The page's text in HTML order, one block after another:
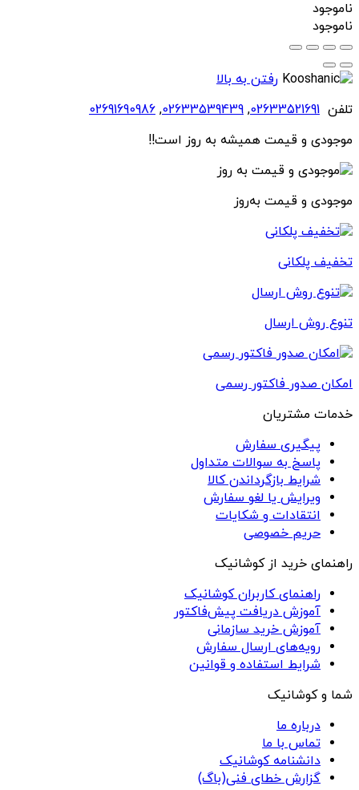
ناموجود
ناموجود
رفتن به بالا
تلفن 02633521691
,
02633539439
,
02691690986
موجودی و قیمت همیشه به روز است!!
موجودی و قیمت به‌روز
تخفیف پلکانی
تنوع روش ارسال
امکان صدور فاکتور رسمی
خدمات مشتریان
پیگیری سفارش
پاسخ به سوالات متداول
شرایط بازگرداندن کالا
ویرایش یا لغو سفارش
انتقادات و شکایات
حریم خصوصی
راهنمای خرید از کوشانیک
راهنمای کاربران کوشانیک
آموزش دریافت پیش‌فاکتور
آموزش خرید سازمانی
رویه‌های ارسال سفارش
شرایط استفاده و قوانین
شما و کوشانیک
درباره ما
تماس با ما
دانشنامه کوشانیک
گزارش خطای فنی(باگ)